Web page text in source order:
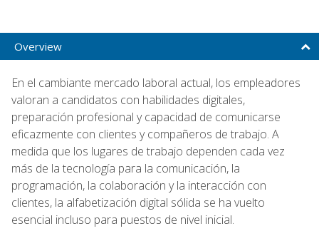
Overview
En el cambiante mercado laboral actual, los empleadores
valoran a candidatos con habilidades digitales,
preparación profesional y capacidad de comunicarse
eficazmente con clientes y compañeros de trabajo. A
medida que los lugares de trabajo dependen cada vez
más de la tecnología para la comunicación, la
programación, la colaboración y la interacción con
clientes, la alfabetización digital sólida se ha vuelto
esencial incluso para puestos de nivel inicial.